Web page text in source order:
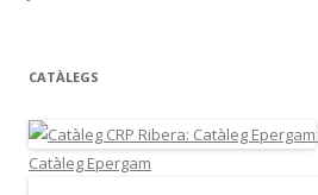
CATÀLEGS
Catàleg Epergam